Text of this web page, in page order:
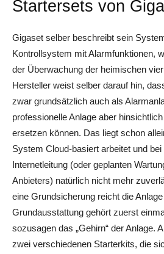
Startersets von
Gigaset selber beschreibt sein
Kontrollsystem mit Alarmfunktionen,
der Überwachung der heimischen
Hersteller weist selber darauf hin,
zwar grundsätzlich auch als
professionelle Anlage aber
ersetzen können. Das liegt schon
System Cloud-basiert arbeitet und
Internetleitung (oder geplanten
Anbieters) natürlich nicht mehr
eine Grundsicherung reicht die
Grundausstattung gehört zuerst
sozusagen das „Gehirn“ der Anlage.
zwei verschiedenen Starterkits, die